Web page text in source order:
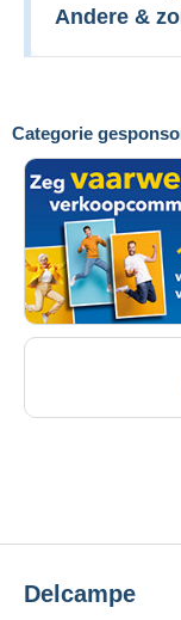
Categorie
Andere &
Delcampe